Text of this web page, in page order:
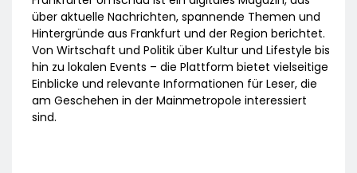
über aktuelle Nachrichten, spannende Themen und
Hintergründe aus Frankfurt und der Region berichtet.
Von Wirtschaft und Politik über Kultur und Lifestyle bis
hin zu lokalen Events – die Plattform bietet vielseitige
Einblicke und relevante Informationen für Leser, die
am Geschehen in der Mainmetropole interessiert
sind.